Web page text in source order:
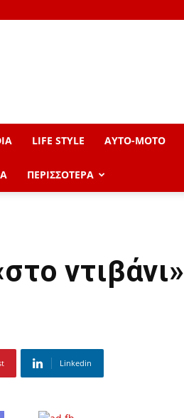
LIFE STYLE AYTO-ΜOTO
ΠΕΡΙΣΣΟΤΕΡΑ
ντιβάνι»
Linkedin